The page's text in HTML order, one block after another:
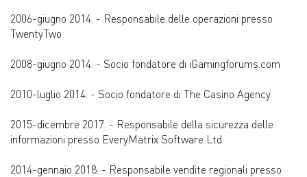
2006-giugno 2014. - Responsabile delle operazioni presso
TwentyTwo
2008-giugno 2014. - Socio fondatore di iGamingforums.com
2010-luglio 2014. - Socio fondatore di The Casino Agency
2015-dicembre 2017. - Responsabile della sicurezza delle
informazioni presso EveryMatrix Software Ltd
2014-gennaio 2018. - Responsabile vendite regionali presso